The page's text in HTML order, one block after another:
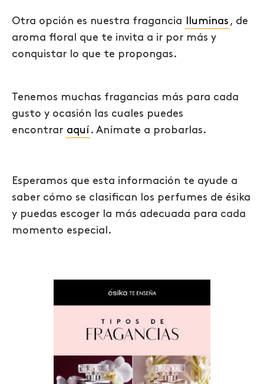
Otra opción es nuestra fragancia Iluminas , de
aroma floral que te invita a ir por más y
conquistar lo que te propongas.
Tenemos muchas fragancias más para cada
gusto y ocasión las cuales puedes
encontrar aquí . Anímate a probarlas.
Esperamos que esta información te ayude a
saber cómo se clasifican los perfumes de ésika
y puedas escoger la más adecuada para cada
momento especial.